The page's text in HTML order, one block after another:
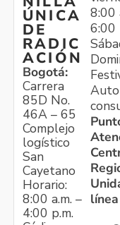
ÚNICA
DE
RADIC
ACIÓN
Bogotá:
Carrera
85D No.
46A – 65
Complejo
logístico
San
Cayetano
Horario:
8:00 a.m. –
4:00 p.m.
8:00
6:00
Auto
línea